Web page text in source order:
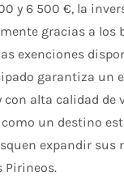
y 6 500 €, la
gracias a los
exenciones
garantiza un
con alta calidad de
un destino
expandir sus
Pirineos.